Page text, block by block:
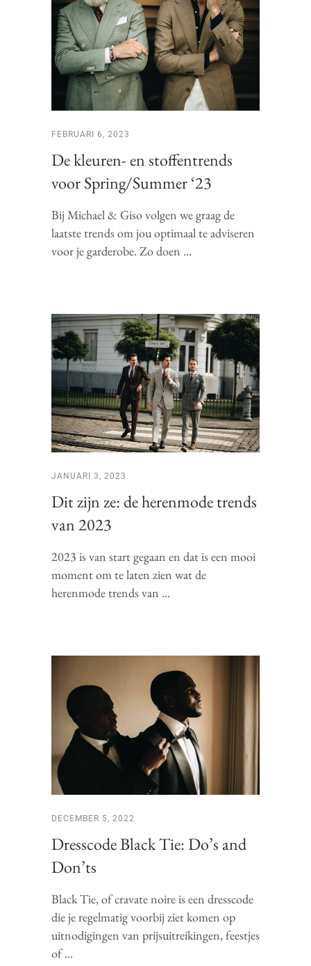
FEBRUARI 6, 2023
De kleuren- en stoffentrends
voor Spring/Summer ‘23
Bij Michael & Giso volgen we graag de
laatste trends om jou optimaal te adviseren
voor je garderobe. Zo doen
JANUARI 3, 2023
Dit zijn ze: de herenmode trends
van 2023
2023 is van start gegaan en dat is een mooi
moment om te laten zien wat de
herenmode trends van
DECEMBER 5, 2022
Dresscode Black Tie: Do’s and
Don’ts
Black Tie, of cravate noire is een dresscode
die je regelmatig voorbij ziet komen op
uitnodigingen van prijsuitreikingen, feestjes
of